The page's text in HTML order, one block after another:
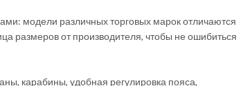
модели различных торговых марок отличаются
размеров от производителя, чтобы не ошибиться
карабины, удобная регулировка пояса,